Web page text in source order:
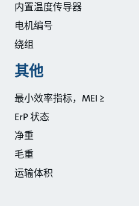
内置温度传导器
电机编号
绕组
其他
最小效率指标，MEI ≥
ErP 状态
净重
毛重
运输体积